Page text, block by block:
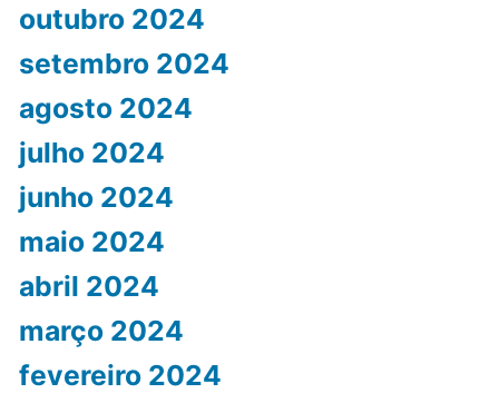
outubro 2024
setembro 2024
agosto 2024
julho 2024
junho 2024
maio 2024
abril 2024
março 2024
fevereiro 2024